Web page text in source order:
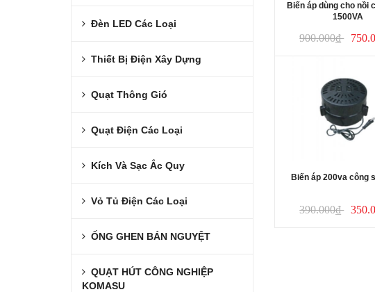
Đèn LED Các Loại
Thiết Bị Điện Xây Dựng
Quạt Thông Gió
Quạt Điện Các Loại
Kích Và Sạc Ắc Quy
Vỏ Tủ Điện Các Loại
ỐNG GHEN BÁN NGUYỆT
QUẠT HÚT CÔNG NGHIỆP
KOMASU
Biến áp dùng cho nồi
1500VA
900.000₫
Biến áp 200va công
390.000₫